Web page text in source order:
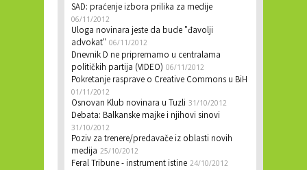
SAD: praćenje izbora prilika za medije
06/11/2012
Uloga novinara jeste da bude "đavolji
advokat" 06/11/2012
Dnevnik D ne pripremamo u centralama
političkih partija (VIDEO) 06/11/2012
Pokretanje rasprave o Creative Commons u BiH
01/11/2012
Osnovan Klub novinara u Tuzli 31/10/2012
Debata: Balkanske majke i njihovi sinovi
31/10/2012
Poziv za trenere/predavače iz oblasti novih
medija 25/10/2012
Feral Tribune - instrument istine 24/10/2012